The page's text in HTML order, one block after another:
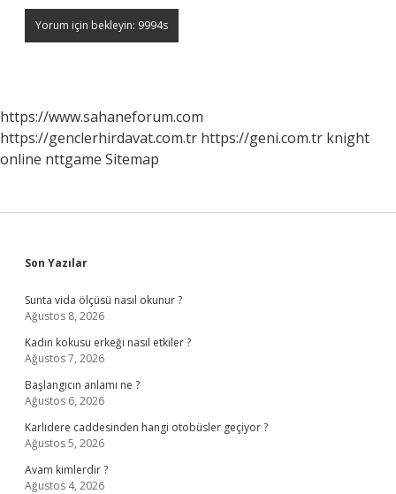
https://www.sahaneforum.com
https://genclerhirdavat.com.tr https://geni.com.tr knight
online nttgame Sitemap
Sidebar
Son Yazılar
Sunta vida ölçüsü nasıl okunur ?
Ağustos 8, 2026
Kadın kokusu erkeği nasıl etkiler ?
Ağustos 7, 2026
Başlangıcın anlamı ne ?
Ağustos 6, 2026
Karlıdere caddesinden hangi otobüsler geçiyor ?
Ağustos 5, 2026
Avam kimlerdir ?
Ağustos 4, 2026